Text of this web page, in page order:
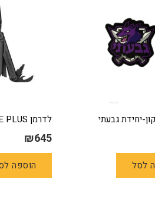
יחידת גבעתי
לסל
לדרמן WAVE PLUS מושחם
₪645
הוספה